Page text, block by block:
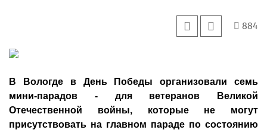
884
В Вологде в День Победы организовали семь
мини-парадов - для ветеранов Великой
Отечественной войны, которые не могут
присутствовать на главном параде по состоянию